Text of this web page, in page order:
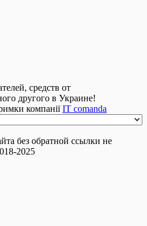
средств от
другого в Украине!
компаніїIT comanda
без обратной ссылки не
2025